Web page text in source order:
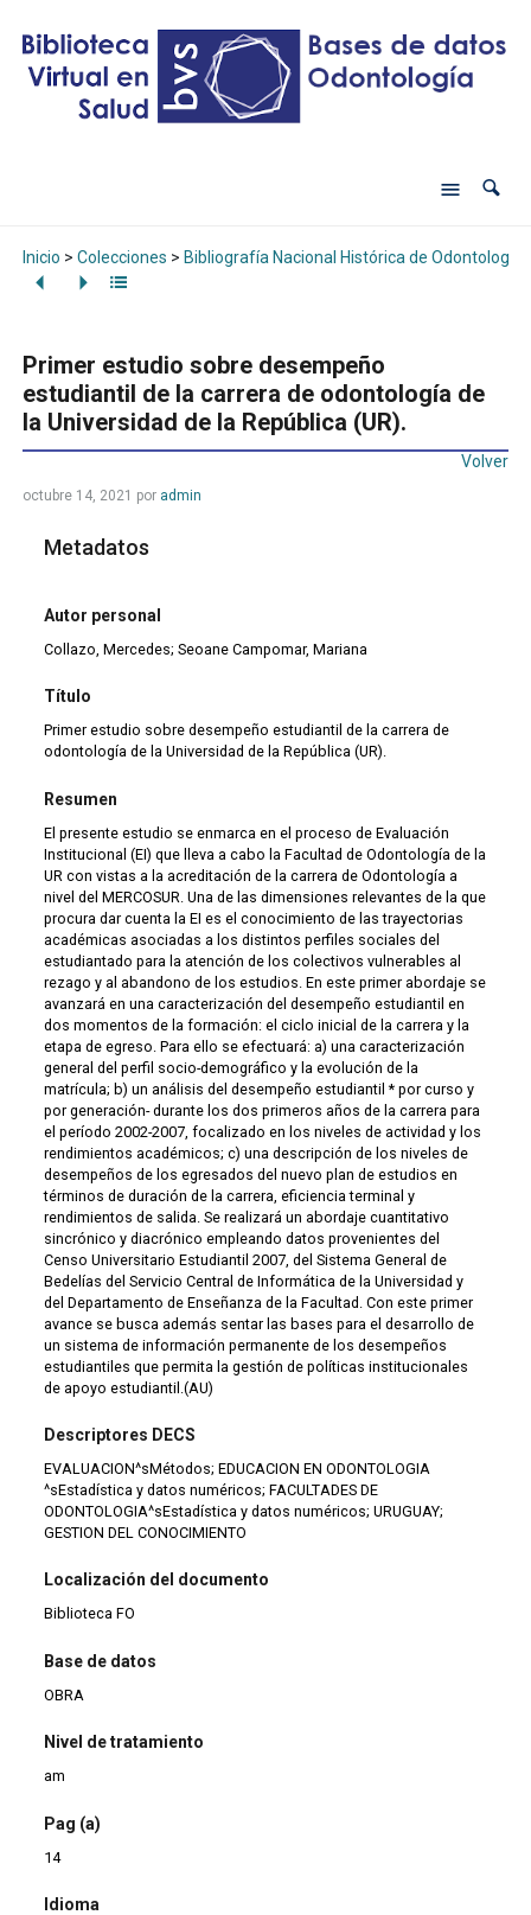
Inicio > Colecciones > Bibliografía Nacional Histórica de Odontología
Primer estudio sobre desempeño
estudiantil de la carrera de odontología de
la Universidad de la República (UR).
Volver
octubre 14, 2021 por admin
Metadatos
Autor personal
Collazo, Mercedes; Seoane Campomar, Mariana
Título
Primer estudio sobre desempeño estudiantil de la carrera de
odontología de la Universidad de la República (UR).
Resumen
El presente estudio se enmarca en el proceso de Evaluación
Institucional (EI) que lleva a cabo la Facultad de Odontología de la
UR con vistas a la acreditación de la carrera de Odontología a
nivel del MERCOSUR. Una de las dimensiones relevantes de la que
procura dar cuenta la EI es el conocimiento de las trayectorias
académicas asociadas a los distintos perfiles sociales del
estudiantado para la atención de los colectivos vulnerables al
rezago y al abandono de los estudios. En este primer abordaje se
avanzará en una caracterización del desempeño estudiantil en
dos momentos de la formación: el ciclo inicial de la carrera y la
etapa de egreso. Para ello se efectuará: a) una caracterización
general del perfil socio-demográfico y la evolución de la
matrícula; b) un análisis del desempeño estudiantil * por curso y
por generación- durante los dos primeros años de la carrera para
el período 2002-2007, focalizado en los niveles de actividad y los
rendimientos académicos; c) una descripción de los niveles de
desempeños de los egresados del nuevo plan de estudios en
términos de duración de la carrera, eficiencia terminal y
rendimientos de salida. Se realizará un abordaje cuantitativo
sincrónico y diacrónico empleando datos provenientes del
Censo Universitario Estudiantil 2007, del Sistema General de
Bedelías del Servicio Central de Informática de la Universidad y
del Departamento de Enseñanza de la Facultad. Con este primer
avance se busca además sentar las bases para el desarrollo de
un sistema de información permanente de los desempeños
estudiantiles que permita la gestión de políticas institucionales
de apoyo estudiantil.(AU)
Descriptores DECS
EVALUACION^sMétodos; EDUCACION EN ODONTOLOGIA
^sEstadística y datos numéricos; FACULTADES DE
ODONTOLOGIA^sEstadística y datos numéricos; URUGUAY;
GESTION DEL CONOCIMIENTO
Localización del documento
Biblioteca FO
Base de datos
OBRA
Nivel de tratamiento
am
Pag (a)
14
Idioma